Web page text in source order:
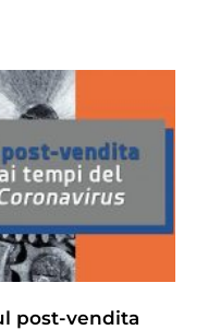
post-vendita